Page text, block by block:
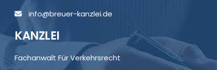
info@breuer-kanzlei.de
KANZLEI
Fachanwalt Für Verkehrsrecht